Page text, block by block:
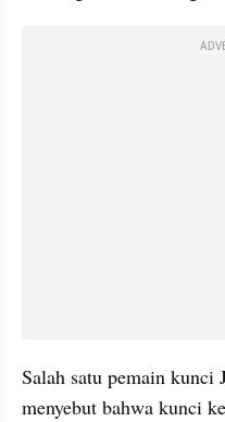
Salah satu pemain kunci
menyebut bahwa kunci